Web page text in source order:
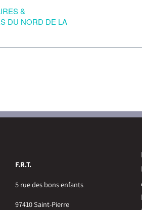
&
DU NORD DE LA
F.R.T.
5 rue des bons enfants
97410 Saint-Pierre